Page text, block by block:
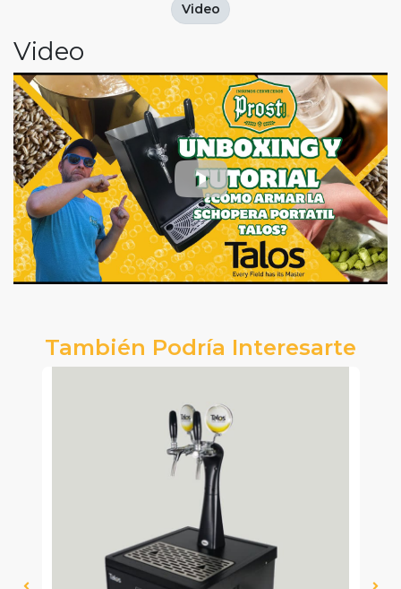
Video
Video
También Podría Interesarte